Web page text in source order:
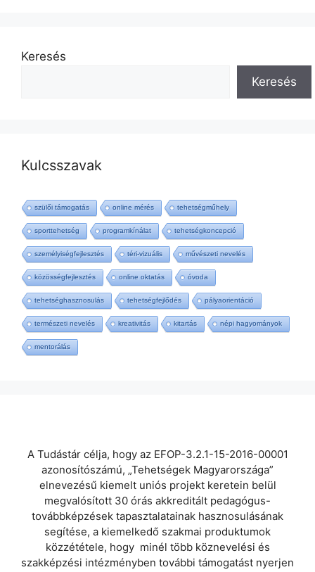
Keresés
Keresés
Kulcsszavak
szülői támogatás online mérés tehetségműhely
sporttehetség programkínálat tehetségkoncepció
személyiségfejlesztés téri-vizuális művészeti nevelés
közösségfejlesztés online oktatás óvoda
tehetséghasznosulás tehetségfejlődés pályaorientáció
természeti nevelés kreativitás kitartás népi hagyományok
mentorálás
A Tudástár célja, hogy az EFOP-3.2.1-15-2016-00001
azonosítószámú, „Tehetségek Magyarországa”
elnevezésű kiemelt uniós projekt keretein belül
megvalósított 30 órás akkreditált pedagógus-
továbbképzések tapasztalatainak hasznosulásának
segítése, a kiemelkedő szakmai produktumok
közzététele, hogy minél több köznevelési és
szakképzési intézményben további támogatást nyerjen